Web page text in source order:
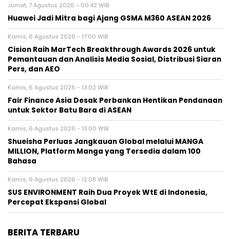
Jumat, 7 Agustus 2026 - 00:42 WIB
Huawei Jadi Mitra bagi Ajang GSMA M360 ASEAN 2026
Kamis, 6 Agustus 2026 - 17:00 WIB
Cision Raih MarTech Breakthrough Awards 2026 untuk
Pemantauan dan Analisis Media Sosial, Distribusi Siaran
Pers, dan AEO
Kamis, 6 Agustus 2026 - 13:02 WIB
Fair Finance Asia Desak Perbankan Hentikan Pendanaan
untuk Sektor Batu Bara di ASEAN
Kamis, 6 Agustus 2026 - 13:00 WIB
Shueisha Perluas Jangkauan Global melalui MANGA
MILLION, Platform Manga yang Tersedia dalam 100
Bahasa
Kamis, 6 Agustus 2026 - 12:08 WIB
SUS ENVIRONMENT Raih Dua Proyek WtE di Indonesia,
Percepat Ekspansi Global
BERITA TERBARU